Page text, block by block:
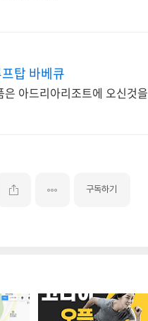
탑 바베큐
드리아리조트에 오신것을 환영합
구독하기